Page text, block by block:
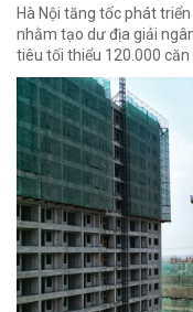
Hà Nội tăng tốc phát
nhằm tạo dư địa giải
tiêu tối thiểu 120.000 căn